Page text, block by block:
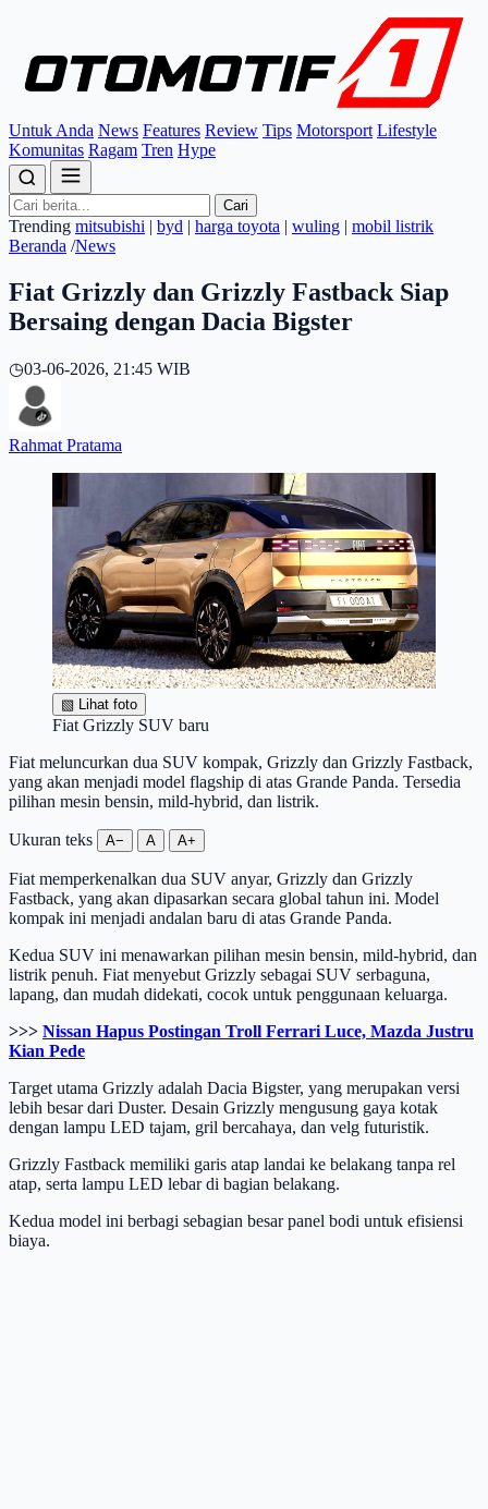
Untuk Anda News Features Review Tips Motorsport Lifestyle
Komunitas Ragam Tren Hype
Cari
Trending mitsubishi | byd | harga toyota | wuling | mobil listrik
Beranda /News
Fiat Grizzly dan Grizzly Fastback Siap
Bersaing dengan Dacia Bigster
◷03-06-2026, 21:45 WIB
Rahmat Pratama
▧ Lihat foto
Fiat Grizzly SUV baru
Fiat meluncurkan dua SUV kompak, Grizzly dan Grizzly Fastback,
yang akan menjadi model flagship di atas Grande Panda. Tersedia
pilihan mesin bensin, mild-hybrid, dan listrik.
Ukuran teks A− A A+
Fiat memperkenalkan dua SUV anyar, Grizzly dan Grizzly
Fastback, yang akan dipasarkan secara global tahun ini. Model
kompak ini menjadi andalan baru di atas Grande Panda.
Kedua SUV ini menawarkan pilihan mesin bensin, mild-hybrid, dan
listrik penuh. Fiat menyebut Grizzly sebagai SUV serbaguna,
lapang, dan mudah didekati, cocok untuk penggunaan keluarga.
>>> Nissan Hapus Postingan Troll Ferrari Luce, Mazda Justru
Kian Pede
Target utama Grizzly adalah Dacia Bigster, yang merupakan versi
lebih besar dari Duster. Desain Grizzly mengusung gaya kotak
dengan lampu LED tajam, gril bercahaya, dan velg futuristik.
Grizzly Fastback memiliki garis atap landai ke belakang tanpa rel
atap, serta lampu LED lebar di bagian belakang.
Kedua model ini berbagi sebagian besar panel bodi untuk efisiensi
biaya.